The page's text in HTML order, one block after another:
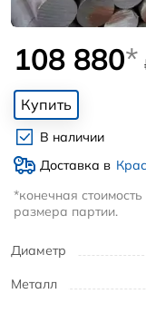
Диаметр
Металл
108 880*
Купить
В наличии
Доставка в
*конечная
размера партии.